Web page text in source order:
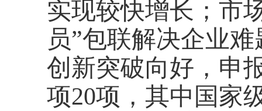
实现较快增长；市
员”包联解决企业
创新突破向好，申
项20项，其中国家